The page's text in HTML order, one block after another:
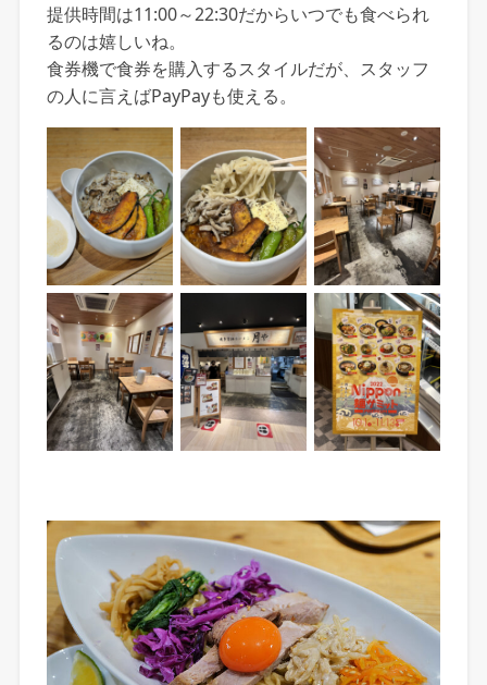
提供時間は11:00～22:30だからいつでも食べられ
るのは嬉しいね。
食券機で食券を購入するスタイルだが、スタッフ
の人に言えばPayPayも使える。